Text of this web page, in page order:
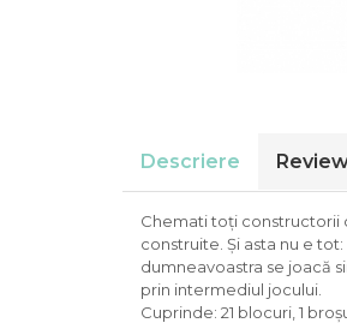
Descriere
Chemati toți constructorii
construite. Și asta nu e
dumneavoastra se joacă
prin intermediul jocului.
Cuprinde: 21 blocuri, 1